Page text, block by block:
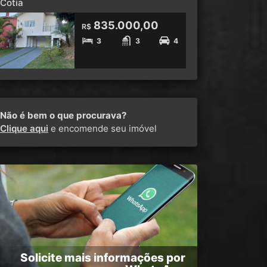
Cotia
R$835.000,00
3 3 4
Não é bem o que procurava?
Clique aqui e encomende seu imóvel
Solicite mais informações por